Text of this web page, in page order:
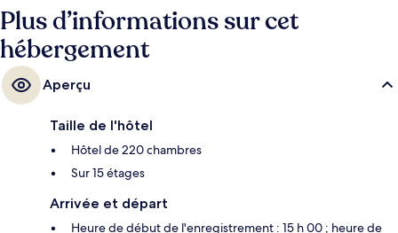
trouve à 3 min et Station de métro Pentagon City, à 13 min.
Plus d’informations sur cet
hébergement
Aperçu
Taille de l'hôtel
Hôtel de 220 chambres
Sur 15 étages
Arrivée et départ
Heure de début de l'enregistrement : 15 h 00 ; heure de